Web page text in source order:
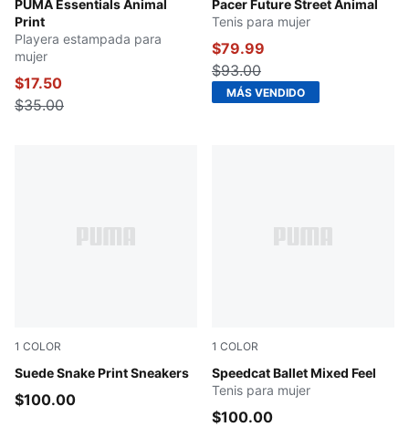
PUMA Essentials Animal
Print
PUMA BLACK
Playera estampada para
mujer
$17.50
$35.00
Pacer Future Street Animal
Rose Latte-Sandstone
Tenis para mujer
$79.99
$93.00
MÁS VENDIDO
1 COLOR
Suede Snake Print Sneakers
Frosted Ivory-PUMA Black
$100.00
1 COLOR
Speedcat Ballet Mixed Feel
PUMA Black-Cashew
Tenis para mujer
$100.00